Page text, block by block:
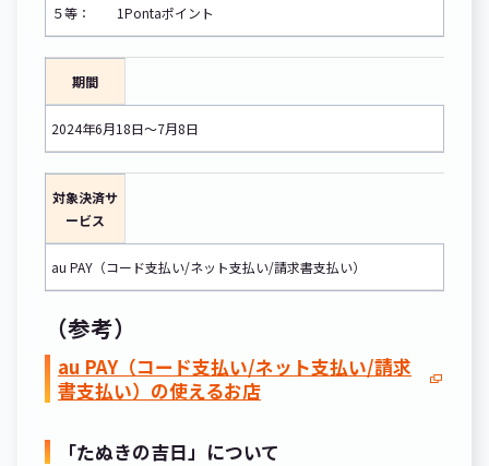
５等： 1Pontaポイント
期間
2024年6月18日～7月8日
対象決済サ
ービス
au PAY（コード支払い/ネット支払い/請求書支払い）
（参考）
au PAY（コード支払い/ネット支払い/請求
書支払い）の使えるお店
「たぬきの吉日」について